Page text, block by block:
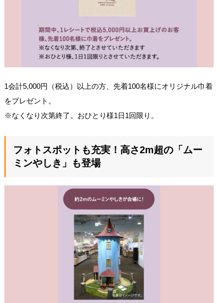
1会計5,000円（税込）以上の方、先着100名様にオリジナル巾着
をプレゼント。
※なくなり次第終了。おひとり様1日1回限り。
フォトスポットも充実！高さ2m超の「ムー
ミンやしき」も登場